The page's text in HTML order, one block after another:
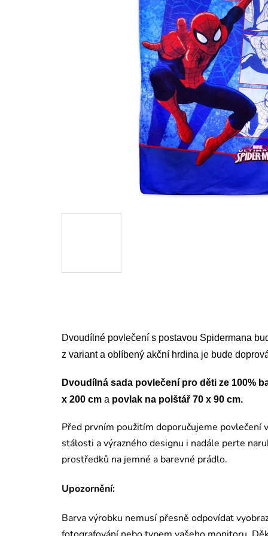
Dvoudílné povlečení s postavou Spidermana
z variant a oblíbený akční hrdina je bude
Dvoudílná sada povlečení pro děti ze 100%
x 200 cm a povlak na polštář 70 x 90 cm.
Před prvním použitím doporučujeme povlečení
stálosti a výrazného designu i nadále perte
prostředků na jemné a barevné prádlo.
Upozornění:
Barva výrobku nemusí přesně odpovídat